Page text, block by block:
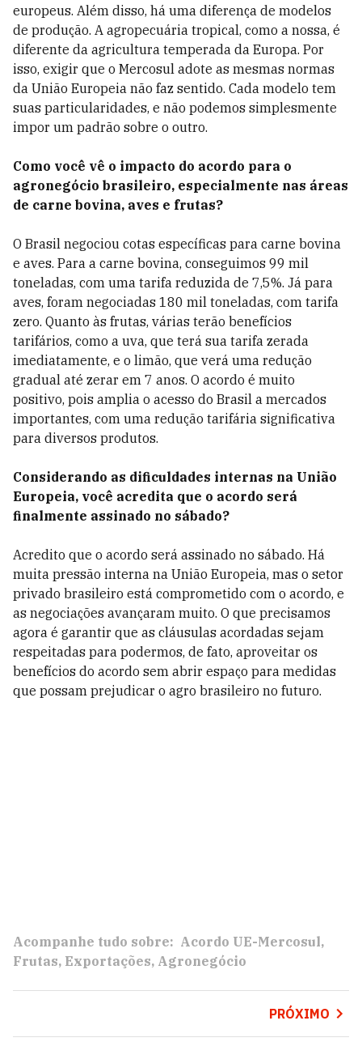
europeus. Além disso, há uma diferença de modelos
de produção. A agropecuária tropical, como a nossa, é
diferente da agricultura temperada da Europa. Por
isso, exigir que o Mercosul adote as mesmas normas
da União Europeia não faz sentido. Cada modelo tem
suas particularidades, e não podemos simplesmente
impor um padrão sobre o outro.
Como você vê o impacto do acordo para o
agronegócio brasileiro, especialmente nas áreas
de carne bovina, aves e frutas?
O Brasil negociou cotas específicas para carne bovina
e aves. Para a carne bovina, conseguimos 99 mil
toneladas, com uma tarifa reduzida de 7,5%. Já para
aves, foram negociadas 180 mil toneladas, com tarifa
zero. Quanto às frutas, várias terão benefícios
tarifários, como a uva, que terá sua tarifa zerada
imediatamente, e o limão, que verá uma redução
gradual até zerar em 7 anos. O acordo é muito
positivo, pois amplia o acesso do Brasil a mercados
importantes, com uma redução tarifária significativa
para diversos produtos.
Considerando as dificuldades internas na União
Europeia, você acredita que o acordo será
finalmente assinado no sábado?
Acredito que o acordo será assinado no sábado. Há
muita pressão interna na União Europeia, mas o setor
privado brasileiro está comprometido com o acordo, e
as negociações avançaram muito. O que precisamos
agora é garantir que as cláusulas acordadas sejam
respeitadas para podermos, de fato, aproveitar os
benefícios do acordo sem abrir espaço para medidas
que possam prejudicar o agro brasileiro no futuro.
Acompanhe tudo sobre: Acordo UE-Mercosul
Frutas Exportações Agronegócio
PRÓXIMO